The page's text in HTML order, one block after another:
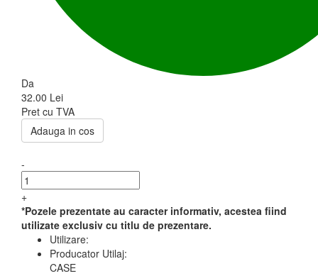
Da
32.00 Lei
Pret cu TVA
Adauga in cos
-
+
*Pozele prezentate au caracter informativ, acestea fiind
utilizate exclusiv cu titlu de prezentare.
Utilizare:
Producator Utilaj:
CASE